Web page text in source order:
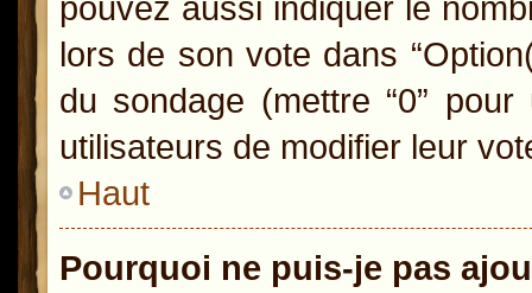
lors de son vote dans
du sondage (mettre “0”
utilisateurs de modifier leur
Haut
Pourquoi ne puis-je pas